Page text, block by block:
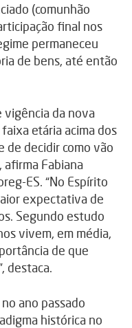
(comunhão
final nos
permaneceu
de bens, até então
vigência da nova
etária acima dos
de decidir como vão
afirma Fabiana
ES. “No Espírito
expectativa de
Segundo estudo
vivem, em média,
de que
destaca.
ano passado
histórica no